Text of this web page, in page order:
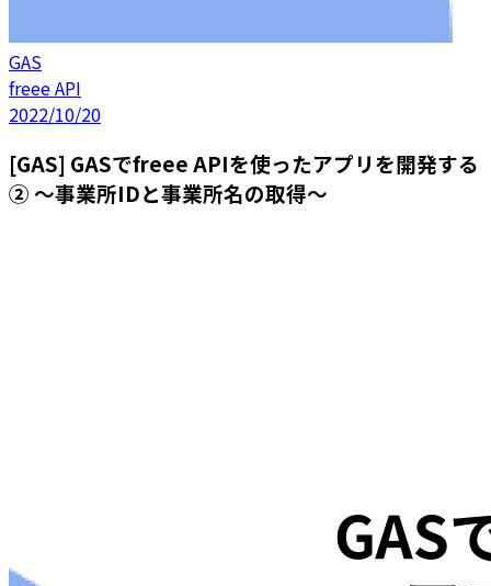
GAS
freee API
2022/10/20
[GAS] GASでfreee APIを使ったアプリを開発する
② 〜事業所IDと事業所名の取得〜